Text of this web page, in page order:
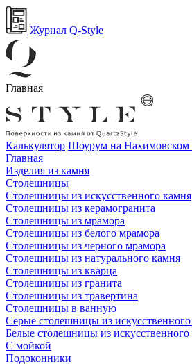
Журнал Q-Style
Главная
Калькулятор Шоурум на Нахимовском
Главная
Изделия из камня
Столешницы
Столешницы из искусственного камня
Столешницы из керамогранита
Столешницы из мрамора
Столешницы из белого мрамора
Столешницы из черного мрамора
Столешницы из натурального камня
Столешницы из кварца
Столешницы из гранита
Столешницы из травертина
Столешницы в ванную
Серые столешницы из
Белые столешницы из искусственного
С мойкой
Подоконники